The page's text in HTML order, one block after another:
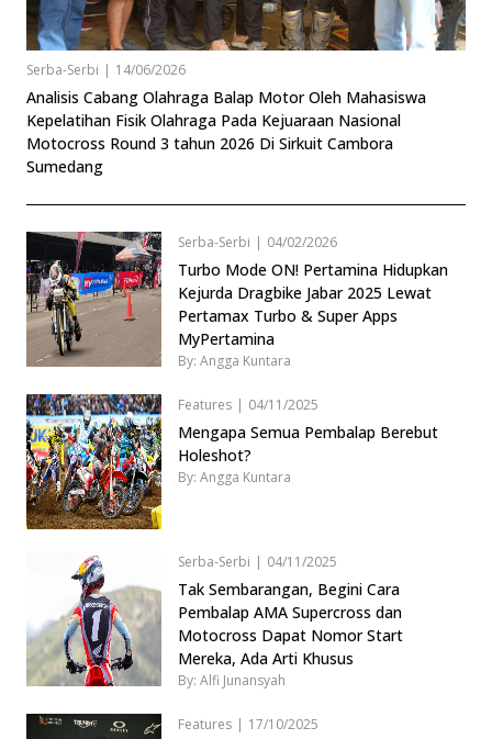
Serba-Serbi | 14/06/2026
Analisis Cabang Olahraga Balap Motor Oleh Mahasiswa
Kepelatihan Fisik Olahraga Pada Kejuaraan Nasional
Motocross Round 3 tahun 2026 Di Sirkuit Cambora
Sumedang
Serba-Serbi | 04/02/2026
Turbo Mode ON! Pertamina Hidupkan
Kejurda Dragbike Jabar 2025 Lewat
Pertamax Turbo & Super Apps
MyPertamina
By: Angga Kuntara
Features | 04/11/2025
Mengapa Semua Pembalap Berebut
Holeshot?
By: Angga Kuntara
Serba-Serbi | 04/11/2025
Tak Sembarangan, Begini Cara
Pembalap AMA Supercross dan
Motocross Dapat Nomor Start
Mereka, Ada Arti Khusus
By: Alfi Junansyah
Features | 17/10/2025